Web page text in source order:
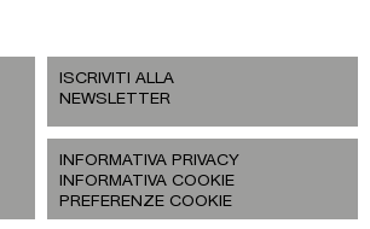
ISCRIVITI ALLA
NEWSLETTER
INFORMATIVA PRIVACY
INFORMATIVA COOKIE
PREFERENZE COOKIE